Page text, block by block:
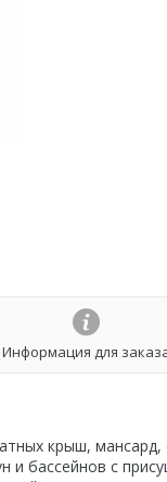
Информация для
крыш, мансард,
и бассейнов с